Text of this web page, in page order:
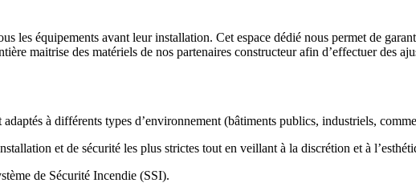
les équipements avant leur installation. Cet espace dédié nous permet de
maitrise des matériels de nos partenaires constructeur afin d’effectuer des
à différents types d’environnement (bâtiments publics, industriels,
et de sécurité les plus strictes tout en veillant à la discrétion et à
de Sécurité Incendie (SSI).